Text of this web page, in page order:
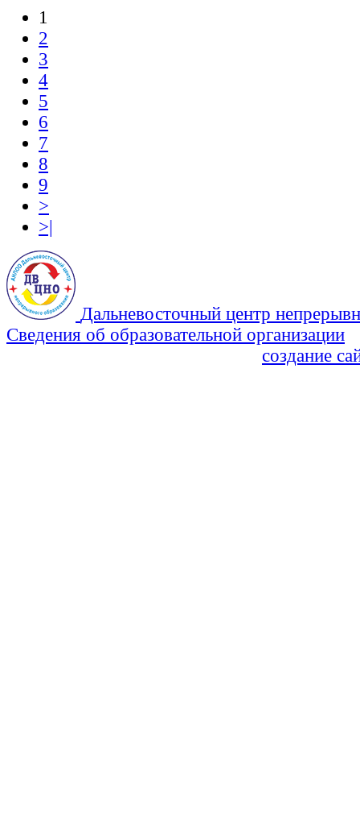
1
2
3
4
5
6
7
8
9
>
>|
Дальневосточный центр
Сведения об образовательной организации
создание